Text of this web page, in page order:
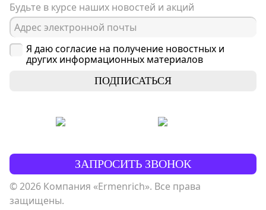
Будьте в курсе наших новостей и акций
Я даю согласие на получение новостных и
других информационных материалов
ПОДПИСАТЬСЯ
ЗАПРОСИТЬ ЗВОНОК
© 2026 Компания «Ermenrich». Все права
защищены.